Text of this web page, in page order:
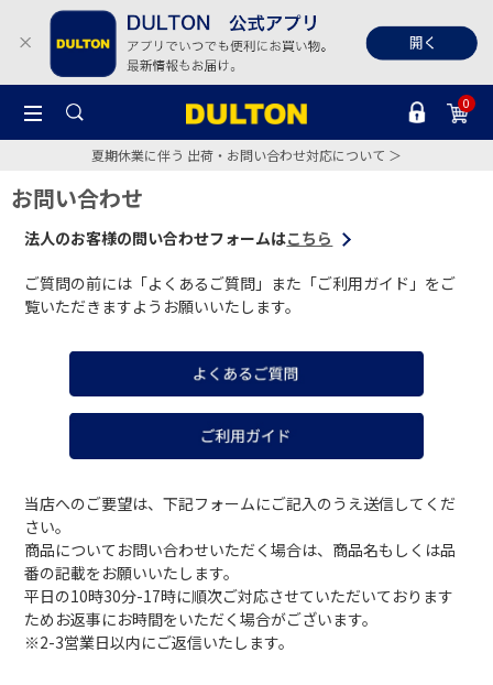
0
夏期休業に伴う 出荷・お問い合わせ対応について ＞
お問い合わせ
法人のお客様の問い合わせフォームはこちら
ご質問の前には「よくあるご質問」また「ご利用ガイド」をご
覧いただきますようお願いいたします。
当店へのご要望は、下記フォームにご記入のうえ送信してくだ
さい。
商品についてお問い合わせいただく場合は、商品名もしくは品
番の記載をお願いいたします。
平日の10時30分-17時に順次ご対応させていただいております
ためお返事にお時間をいただく場合がございます。
※2-3営業日以内にご返信いたします。